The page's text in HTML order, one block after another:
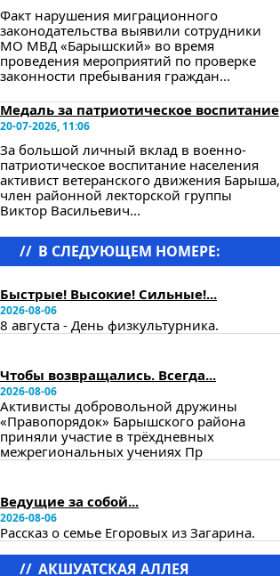
Факт нарушения миграционного
законодательства выявили сотрудники
МО МВД «Барышский» во время
проведения мероприятий по проверке
законности пребывания граждан...
Медаль за патриотическое воспитание
20-07-2026, 11:06
За большой личный вклад в военно-
патриотическое воспитание населения
активист ветеранского движения Барыша,
член районной лекторской группы
Виктор Васильевич...
// В СЛЕДУЮЩЕМ НОМЕРЕ:
Быстрые! Высокие! Сильные!...
2026-08-06
8 августа - День физкультурника.
Чтобы возвращались. Всегда...
2026-08-06
Активисты добровольной дружины
«Правопорядок» Барышского района
приняли участие в трёхдневных
межрегиональных учениях Пр
Ведущие за собой...
2026-08-06
Рассказ о семье Егоровых из Загарина.
// АКШУАТСКАЯ АЛЛЕЯ